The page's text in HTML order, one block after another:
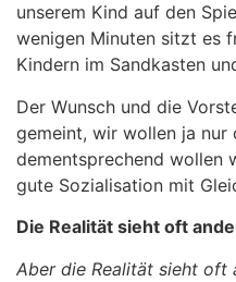
unserem Kind auf den
wenigen Minuten sitzt es
Kindern im Sandkasten
Der Wunsch und die
gemeint, wir wollen ja nur
dementsprechend wollen
gute Sozialisation mit
Die Realität sieht oft
Aber die Realität sieht oft